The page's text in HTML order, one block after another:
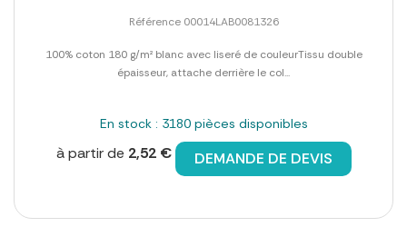
Référence 00014LAB0081326
100% coton 180 g/m² blanc avec liseré de couleurTissu double
épaisseur, attache derrière le col...
En stock : 3180 pièces disponibles
à partir de 2,52 € DEMANDE DE DEVIS